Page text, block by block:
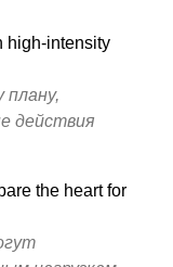
high-intensity
действия
the heart for